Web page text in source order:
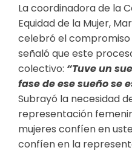
La coordinadora de la
Equidad de la Mujer,
celebró el
señaló que este
colectivo: “Tuve un
fase de ese sueño se
Subrayó la necesidad
representación
mujeres confíen en
confíen en la